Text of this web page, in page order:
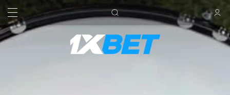
جستجو کردن